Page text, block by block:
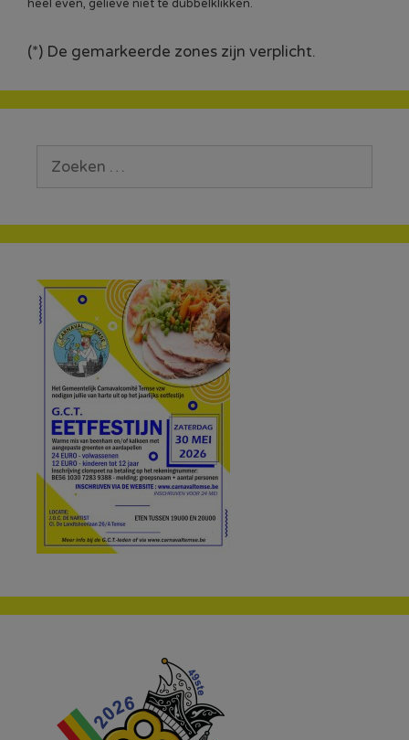
heel even, gelieve niet te dubbelklikken.
(*) De gemarkeerde zones zijn verplicht.